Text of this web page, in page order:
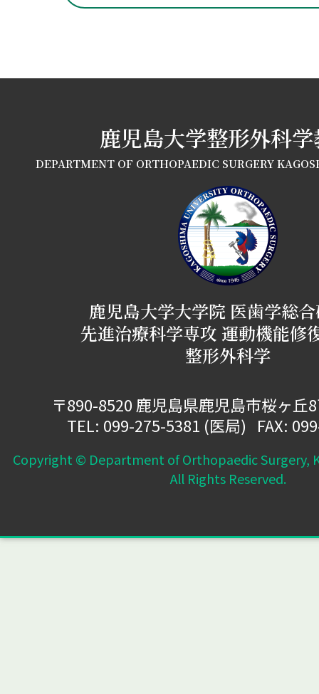
鹿児島大学整形外科
DEPARTMENT OF ORTHOPAEDIC SURGERY
鹿児島大学大学院 医歯学総
先進治療科学専攻 運動機能修
整形外科学
〒890-8520 鹿児島県鹿児島市桜ヶ丘
TEL: 099-275-5381 (医局) FAX:
Copyright © Department of Orthopaedic Surgery,
All Rights Reserved.